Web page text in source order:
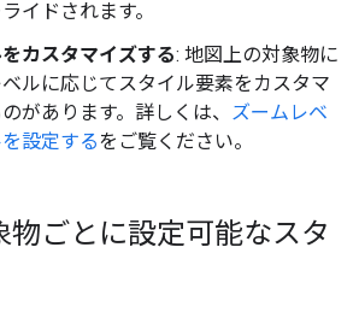
イドされます。
カスタマイズする: 地図上の対象物に
ルに応じてスタイル要素をカスタマ
があります。詳しくは、 ズームレベ
設定するをご覧ください。
物ごとに設定可能なスタ